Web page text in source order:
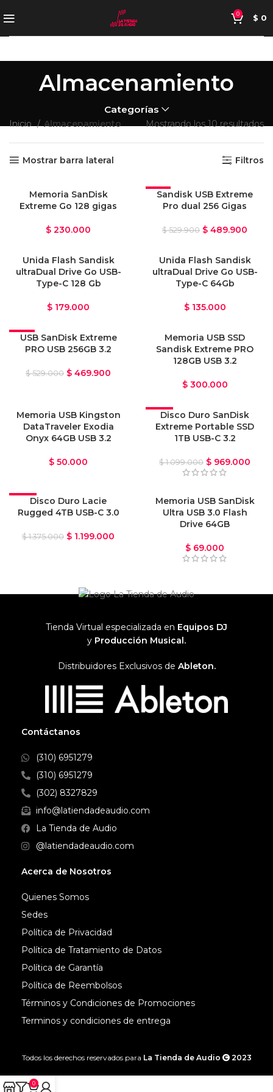
0 $ 0
Almacenamiento
Categorías
Inicio Almacenamiento Mostrando los 10 resultados
Mostrar barra lateral Filtros
VENDIDO
Memoria SanDisk
Extreme Go 128 gigas
$ 230.000
-8%
Sandisk USB Extreme
Pro dual 256 Gigas
$529.900 $ 489.900
Unida Flash Sandisk
ultraDual Drive Go USB-
Type-C 128 Gb
$ 179.000
Unida Flash Sandisk
ultraDual Drive Go USB-
Type-C 64Gb
$135.000
-11%
USB SanDisk Extreme
PRO USB 256GB 3.2
$529.000 $ 469.900
Memoria USB SSD
Sandisk Extreme PRO
128GB USB 3.2
$300.000
Memoria USB Kingston
DataTraveler Exodia
Onyx 64GB USB 3.2
$ 50.000
-12%
OFERTA
Disco Duro SanDisk
Extreme Portable SSD
1TB USB-C 3.2
$1.099.000 $ 969.000
OFERTA
Disco Duro Lacie
Rugged 4TB USB-C 3.0
$1.375.000 $ 1.199.000
VENDIDO
Memoria USB SanDisk
Ultra USB 3.0 Flash
Drive 64GB
$ 69.000
Tienda Virtual especializada en Equipos DJ
y Producción Musical.
Distribuidores Exclusivos de Ableton.
Contáctanos
(310) 6951279
(310) 6951279
(302) 8327829
info@latiendadeaudio.com
La Tienda de Audio
@latiendadeaudio.com
Acerca de Nosotros
Quienes Somos
Sedes
Política de Privacidad
Política de Tratamiento de Datos
Política de Garantía
Política de Reembolsos
Términos y Condiciones de Promociones
Terminos y condiciones de entrega
Todos los derechos reservados para La Tienda de Audio 2023
0